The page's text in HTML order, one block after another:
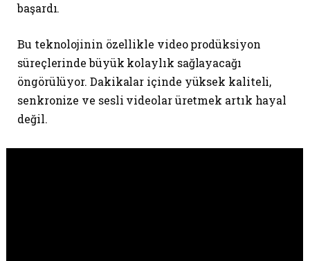
başardı.
Bu teknolojinin özellikle video prodüksiyon
süreçlerinde büyük kolaylık sağlayacağı
öngörülüyor. Dakikalar içinde yüksek kaliteli,
senkronize ve sesli videolar üretmek artık hayal
değil.